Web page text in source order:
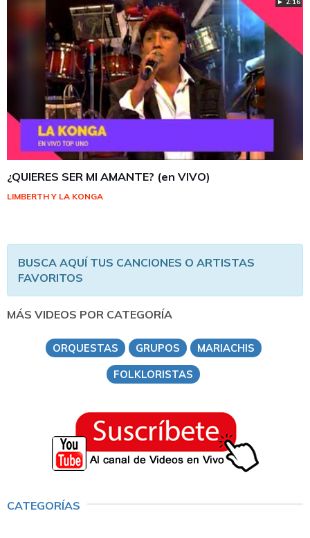
► 2:16
¿QUIERES SER MI AMANTE? (en VIVO)
LIMBERTH Y LA KONGA
BUSCA AQUÍ TUS CANCIONES O ARTISTAS
FAVORITOS
MÁS VIDEOS POR CATEGORÍA
ORQUESTAS GRUPOS
MARIACHIS
FOLKLORISTAS
CATEGORÍAS